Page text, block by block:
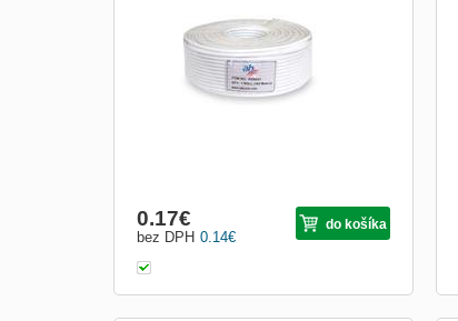
0.14€
bez DPH
0.17€ do košíka